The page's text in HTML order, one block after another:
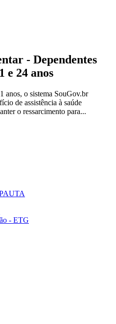
- Dependentes
e 24 anos
anos, o sistema SouGov.br
de assistência à saúde
o ressarcimento para...
- ETG